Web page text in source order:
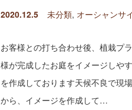
2020.12.5 未分類, オーシャンサ
お客様との打ち合わせ後、植栽プ
様が完成したお庭をイメージしや
を作成しております天候不良で現
から、イメージを作成して…